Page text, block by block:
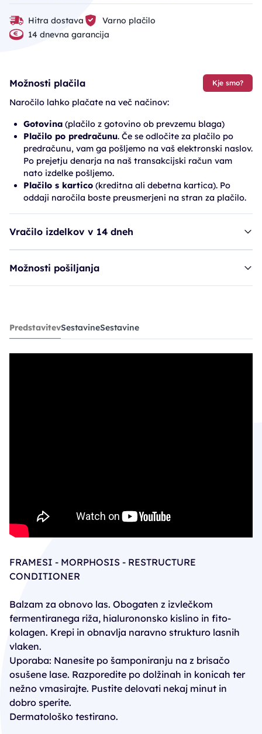
Hitra dostava
Varno plačilo
14 dnevna garancija
Možnosti plačila Kje smo?
Naročilo lahko plačate na več načinov:
Gotovina (plačilo z gotovino ob prevzemu blaga)
Plačilo po predračunu. Če se odločite za plačilo po
predračunu, vam ga pošljemo na vaš elektronski naslov.
Po prejetju denarja na naš transakcijski račun vam
nato izdelke pošljemo.
Plačilo s kartico (kreditna ali debetna kartica). Po
oddaji naročila boste preusmerjeni na stran za plačilo.
Vračilo izdelkov v 14 dneh
Možnosti pošiljanja
balzam FRA M. Restructure Conditioner
35,60€
PredstavitevSestavineSestavine
FRAMESI - MORPHOSIS - RESTRUCTURE
CONDITIONER
Balzam za obnovo las. Obogaten z izvlečkom
fermentiranega riža, hialurononsko kislino in fito-
kolagen. Krepi in obnavlja naravno strukturo lasnih
vlaken.
Uporaba: Nanesite po šamponiranju na z brisačo
osušene lase. Razporedite po dolžinah in konicah ter
nežno vmasirajte. Pustite delovati nekaj minut in
dobro sperite.
Dermatološko testirano.